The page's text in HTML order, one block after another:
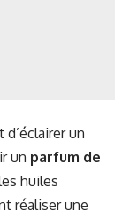
un
un parfum de
huiles
réaliser une